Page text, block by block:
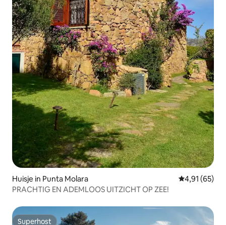
Huisje in Punta Molara Gemiddelde
4,91 (65)
PRACHTIG EN ADEMLOOS UITZICHT OP ZEE!
Superhost